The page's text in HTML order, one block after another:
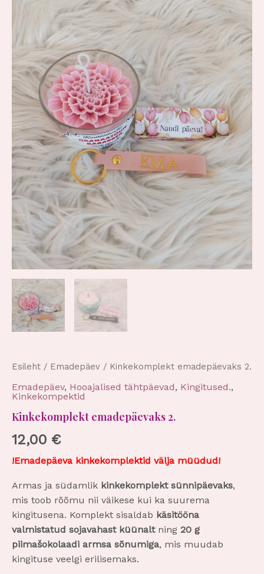
Esileht / Emadepäev / Kinkekomplekt emadepäevaks 2.
Emadepäev, Hooajalised tähtpäevad, Kingitused.,
Kinkekompektid
Kinkekomplekt emadepäevaks 2.
12,00 €
!Emadepäeva kinkekomplektid välja müüdud!
Armas ja südamlik kinkekomplekt sünnipäevaks,
mis toob rõõmu nii väikese kui ka suurema
kingitusena. Komplekt sisaldab käsitööna
valmistatud sojavahast küünaltning 20 g
piimašokolaadi armsa sõnumiga, mis muudab
kingituse veelgi erilisemaks.